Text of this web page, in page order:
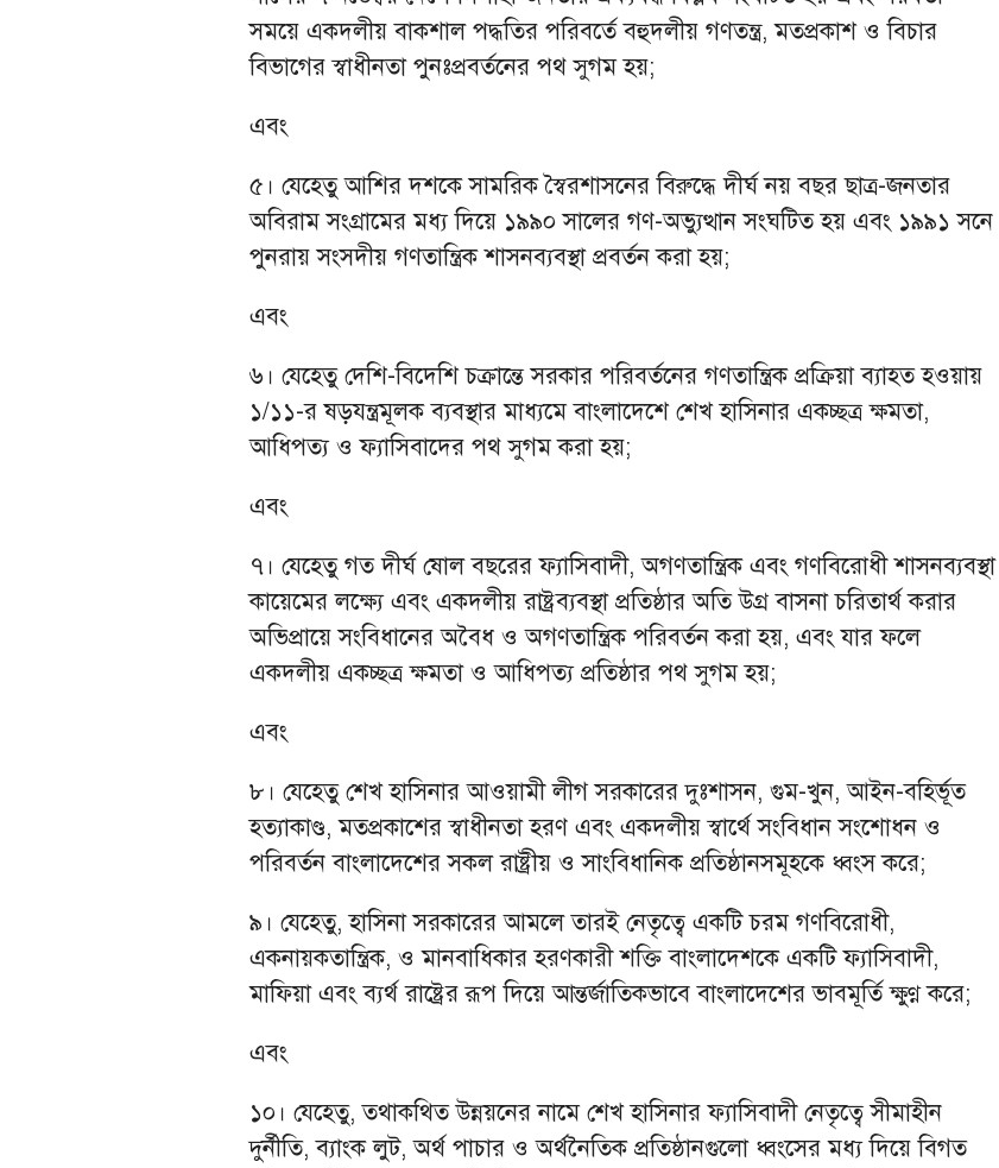
সময়ে একদলীয় বাকশাল পদ্ধতির পরিবর্তে বহুদলীয় গণতন্ত্র, মতপ্রকাশ ও বিচার
বিভাগের স্বাধীনতা পুনঃপ্রবর্তনের পথ সুগম হয়;
এবং
৫। যেহেতু আশির দশকে সামরিক স্বৈরশাসনের বিরুদ্ধে দীর্ঘ নয় বছর ছাত্র-জনতার
অবিরাম সংগ্রামের মধ্য দিয়ে ১৯৯০ সালের গণ-অভ্যুত্থান সংঘটিত হয় এবং ১৯৯১ সনে
পুনরায় সংসদীয় গণতান্ত্রিক শাসনব্যবস্থা প্রবর্তন করা হয়;
এবং
৬। যেহেতু দেশি-বিদেশি চক্রান্তে সরকার পরিবর্তনের গণতান্ত্রিক প্রক্রিয়া ব্যাহত হওয়ায়
১/১১-র ষড়যন্ত্রমূলক ব্যবস্থার মাধ্যমে বাংলাদেশে শেখ হাসিনার একচ্ছত্র ক্ষমতা,
আধিপত্য ও ফ্যাসিবাদের পথ সুগম করা হয়;
এবং
৭। যেহেতু গত দীর্ঘ ষোল বছরের ফ্যাসিবাদী, অগণতান্ত্রিক এবং গণবিরোধী শাসনব্যবস্থা
কায়েমের লক্ষ্যে এবং একদলীয় রাষ্ট্রব্যবস্থা প্রতিষ্ঠার অতি উগ্র বাসনা চরিতার্থ করার
অভিপ্রায়ে সংবিধানের অবৈধ ও অগণতান্ত্রিক পরিবর্তন করা হয়, এবং যার ফলে
একদলীয় একচ্ছত্র ক্ষমতা ও আধিপত্য প্রতিষ্ঠার পথ সুগম হয়;
এবং
৮। যেহেতু শেখ হাসিনার আওয়ামী লীগ সরকারের দুঃশাসন, গুম-খুন, আইন-বহির্ভূত
হত্যাকাণ্ড, মতপ্রকাশের স্বাধীনতা হরণ এবং একদলীয় স্বার্থে সংবিধান সংশোধন ও
পরিবর্তন বাংলাদেশের সকল রাষ্ট্রীয় ও সাংবিধানিক প্রতিষ্ঠানসমূহকে ধ্বংস করে;
৯। যেহেতু, হাসিনা সরকারের আমলে তারই নেতৃত্বে একটি চরম গণবিরোধী,
একনায়কতান্ত্রিক, ও মানবাধিকার হরণকারী শক্তি বাংলাদেশকে একটি ফ্যাসিবাদী,
মাফিয়া এবং ব্যর্থ রাষ্ট্রের রূপ দিয়ে আন্তর্জাতিকভাবে বাংলাদেশের ভাবমূর্তি ক্ষুণ্ণ করে;
এবং
১০। যেহেতু, তথাকথিত উন্নয়নের নামে শেখ হাসিনার ফ্যাসিবাদী নেতৃত্বে সীমাহীন
দুর্নীতি, ব্যাংক লুট, অর্থ পাচার ও অর্থনৈতিক প্রতিষ্ঠানগুলো ধ্বংসের মধ্য দিয়ে বিগত